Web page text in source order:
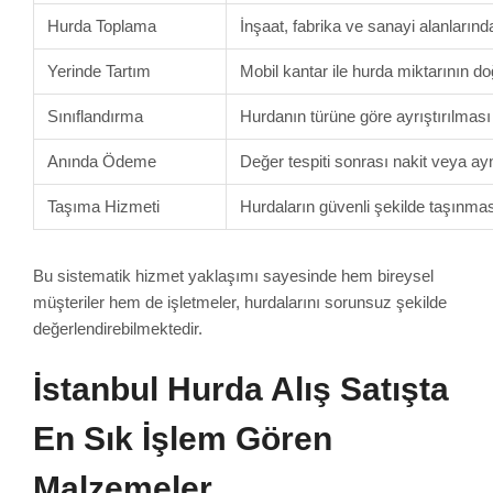
Hurda Toplama İnşaat, fabrika ve sanayi
Yerinde Tartım Mobil kantar ile hurda miktarının
Sınıflandırma Hurdanın türüne göre
Anında Ödeme Değer tespiti sonrası nakit veya
Taşıma Hizmeti Hurdaların güvenli şekilde
Bu sistematik hizmet yaklaşımı sayesinde hem bireysel
müşteriler hem de işletmeler, hurdalarını sorunsuz şekilde
değerlendirebilmektedir.
İstanbul Hurda Alış Satışta
En Sık İşlem Gören